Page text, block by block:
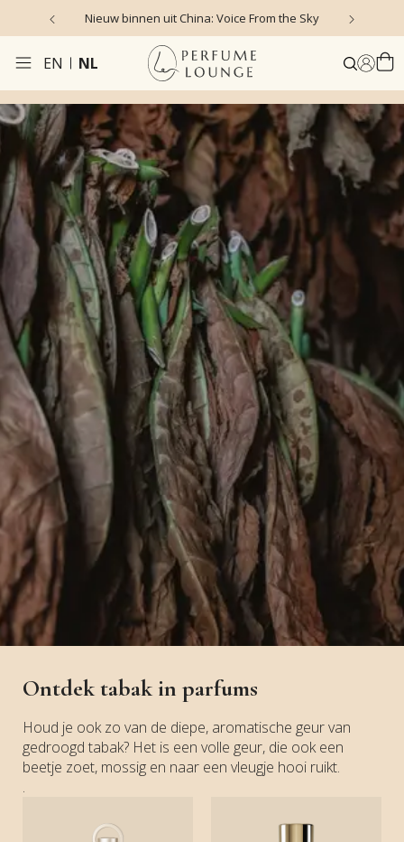
Nieuw binnen uit China: Voice From the Sky
EN NL
Ontdek tabak in parfums
Houd je ook zo van de diepe, aromatische geur van
gedroogd tabak? Het is een volle geur, die ook een
beetje zoet, mossig en naar een vleugje hooi ruikt.
.